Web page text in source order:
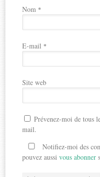
Nom *
E-mail *
Site web
Prévenez-moi de tous
mail.
Notifiez-moi des
pouvez aussivous abonner